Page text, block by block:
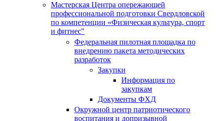
Мастерская Центра опережающей
профессиональной подготовки Свердловской
по компетенции «Физическая культура, спорт
и фитнес"
Федеральная пилотная площадка по
внедрению пакета методических
разработок
Закупки
Информация по
закупкам
Документы ФХД
Окружной центр патриотического
воспитания и допризывной